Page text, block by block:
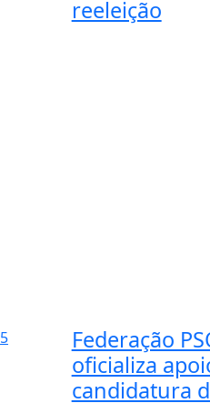
reeleição
5
Federação
oficializa
candidatura